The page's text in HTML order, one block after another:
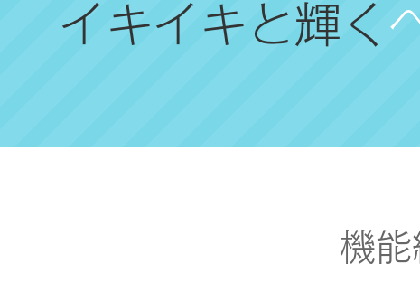
イキイキと輝く
機能